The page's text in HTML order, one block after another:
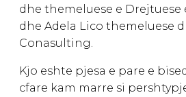
dhe themeluese e Drejtuese
dhe Adela Lico themeluese
Conasulting.
Kjo eshte pjesa e pare e
cfare kam marre si